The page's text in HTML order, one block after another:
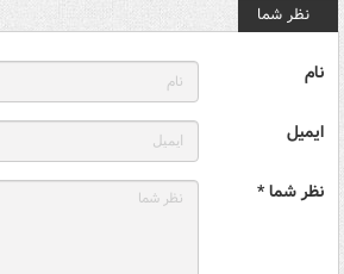
نظر شما
نام
ایمیل
نظر شما *